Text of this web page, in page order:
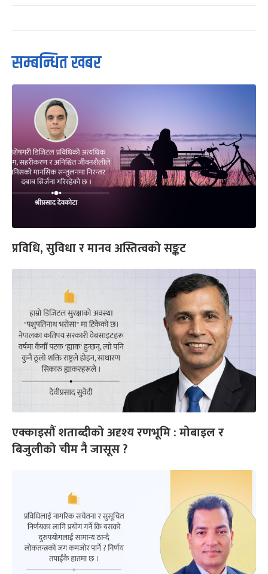
सम्बन्धित खबर
प्रविधि, सुविधा र मानव अस्तित्वको सङ्कट
एक्काइसौं शताब्दीको अदृश्य रणभूमि : मोबाइल र
बिजुलीको चीम नै जासूस ?